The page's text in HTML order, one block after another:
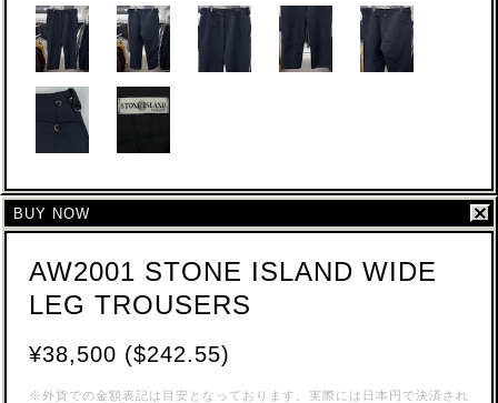
BUY NOW
AW2001 STONE ISLAND WIDE
LEG TROUSERS
¥38,500 ($242.55)
※外貨での金額表記は目安となっております。実際には日本円で決済され